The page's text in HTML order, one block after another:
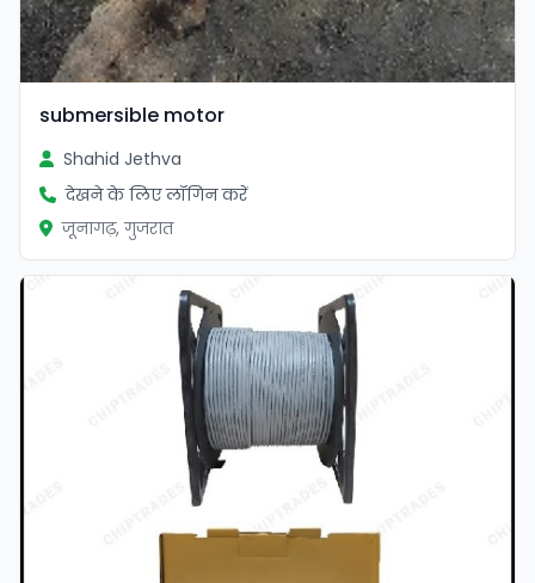
submersible motor
Shahid Jethva
देखने के लिए लॉगिन करें
जूनागढ़, गुजरात